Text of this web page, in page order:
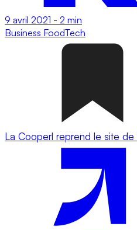
9 avril 2021 - 2 min
Business FoodTech
La Cooperl reprend le site de